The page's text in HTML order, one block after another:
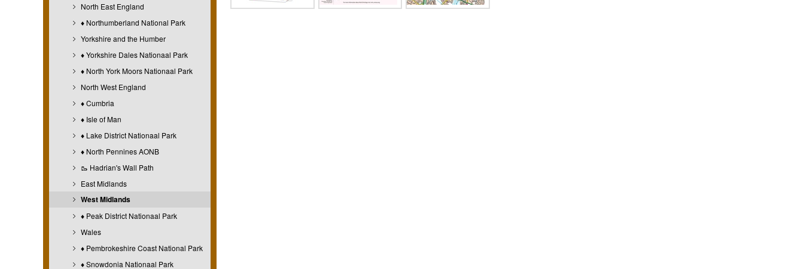
North East England
♦ Northumberland National Park
Yorkshire and the Humber
♦ Yorkshire Dales Nationaal Park
♦ North York Moors Nationaal Park
North West England
♦ Cumbria
♦ Isle of Man
♦ Lake District Nationaal Park
♦ North Pennines AONB
🥾 Hadrian's Wall Path
East Midlands
West Midlands
♦ Peak District Nationaal Park
Wales
♦ Pembrokeshire Coast National Park
♦ Snowdonia Nationaal Park